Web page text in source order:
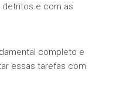
detritos e com as
completo e
essas tarefas com